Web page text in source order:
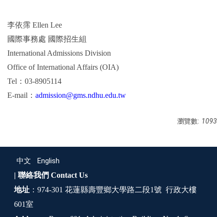
李依霈 Ellen Lee
國際事務處 國際招生組
International Admissions Division
Office of International Affairs (OIA)
Tel ： 03-8905114
E-mail ： admission@gms.ndhu.edu.tw
瀏覽數: 1093
中文 English
| 聯絡我們 Contact Us
地址 ：974-301 花蓮縣壽豐鄉大學路二段1號 行政大樓
601室